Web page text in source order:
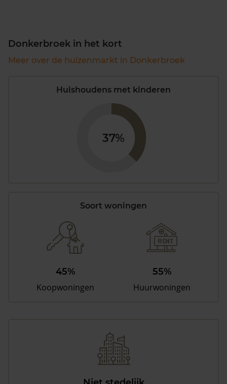
Donkerbroek in het kort
Meer over de huizenmarkt in Donkerbroek
Huishoudens met kinderen
37%
Soort woningen
45%
Koopwoningen
55%
Huurwoningen